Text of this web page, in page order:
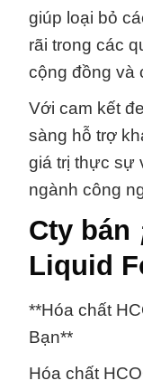
giúp loại bỏ
rãi trong các
cộng đồng và
Với cam kết
sàng hỗ trợ
giá trị thực sự
ngành công
Cty bán
Liquid
**Hóa chất
Bạn**
Hóa chất